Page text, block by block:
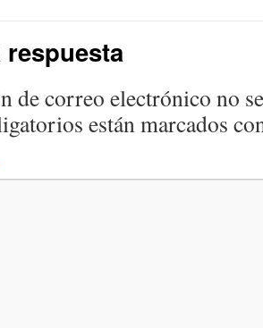
respuesta
de correo electrónico no
están marcados